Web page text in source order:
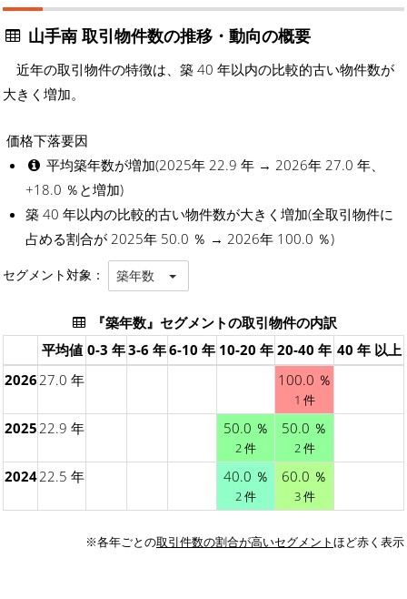
山手南 取引物件数の推移・動向の概要
近年の取引物件の特徴は、築 40 年以内の比較的古い物件数が
大きく増加。
価格下落要因
平均築年数が増加(2025年 22.9 年 → 2026年 27.0 年、
+18.0 ％と増加)
築 40 年以内の比較的古い物件数が大きく増加(全取引物件に
占める割合が 2025年 50.0 ％ → 2026年 100.0 ％)
セグメント対象： 築年数
『築年数』セグメントの取引物件の内訳
平均値 0-3 年3-6 年6-10 年 10-20 年 20-40 年 40 年 以上
202627.0 年 100.0 ％
1 件
202522.9 年 50.0 ％
2 件
50.0 ％
2 件
202422.5 年 40.0 ％
2 件
60.0 ％
3 件
※各年ごとの取引件数の割合が高いセグメントほど赤く表示